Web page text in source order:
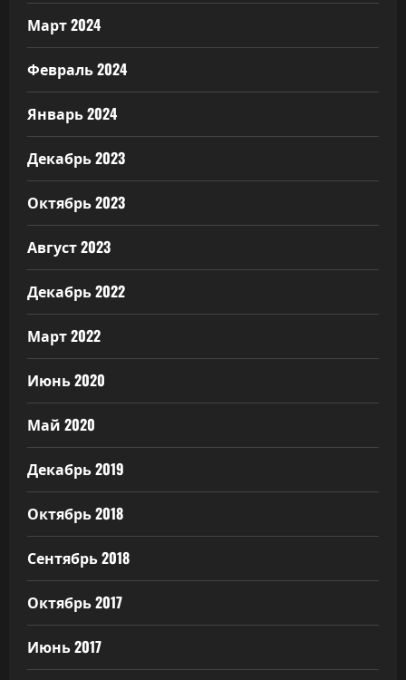
Март 2024
Февраль 2024
Январь 2024
Декабрь 2023
Октябрь 2023
Август 2023
Декабрь 2022
Март 2022
Июнь 2020
Май 2020
Декабрь 2019
Октябрь 2018
Сентябрь 2018
Октябрь 2017
Июнь 2017